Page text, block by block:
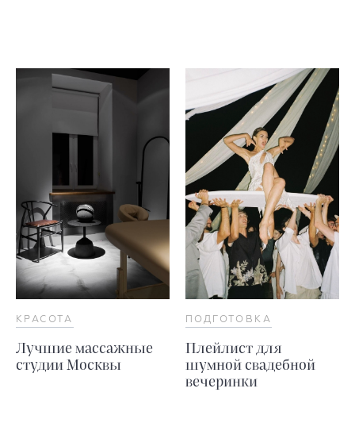
КРАСОТА
Лучшие массажные
студии Москвы
ПОДГОТОВКА
Плейлист для
шумной свадебной
вечеринки